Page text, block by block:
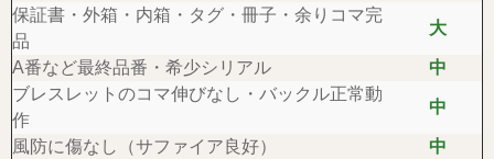
保証書・外箱・内箱・タグ・冊子・余りコマ完
品
大
A番など最終品番・希少シリアル
中
ブレスレットのコマ伸びなし・バックル正常動
作
中
風防に傷なし（サファイア良好） 中